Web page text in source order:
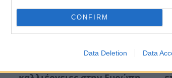
CONFIRM
Data Deletion Data
αυξήσεις στο ελαιόλαδο – Η